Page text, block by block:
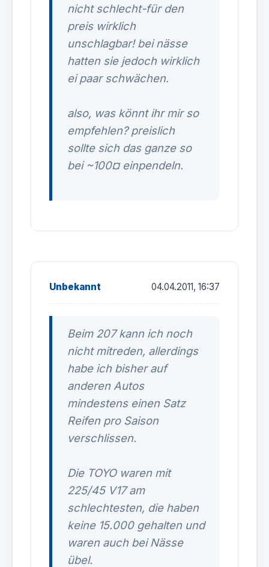
nicht schlecht-für den
preis wirklich
unschlagbar! bei nässe
hatten sie jedoch wirklich
ei paar schwächen.
also, was könnt ihr mir so
empfehlen? preislich
sollte sich das ganze so
bei ~100¤ einpendeln.
Unbekannt 04.04.2011, 16:37
Beim 207 kann ich noch
nicht mitreden, allerdings
habe ich bisher auf
anderen Autos
mindestens einen Satz
Reifen pro Saison
verschlissen.
Die TOYO waren mit
225/45 V17 am
schlechtesten, die haben
keine 15.000 gehalten und
waren auch bei Nässe
übel.